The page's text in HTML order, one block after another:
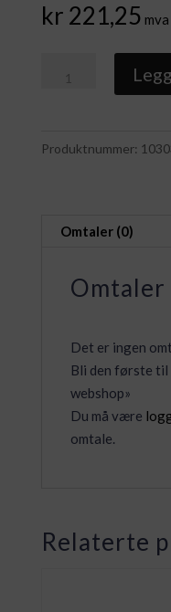
kr 221,25 mva
webshop
Produktnummer:
Omtaler (0)
Omtaler
Det er ingen
Bli den første til
webshop»
Du må være
omtale.
Relaterte